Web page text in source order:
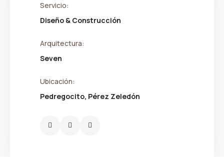
Servicio:
Diseño & Construcción
Arquitectura:
Seven
Ubicación:
Pedregocito, Pérez Zeledón